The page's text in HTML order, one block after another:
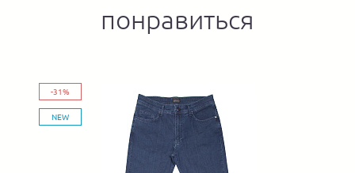
понравиться
-31%
NEW